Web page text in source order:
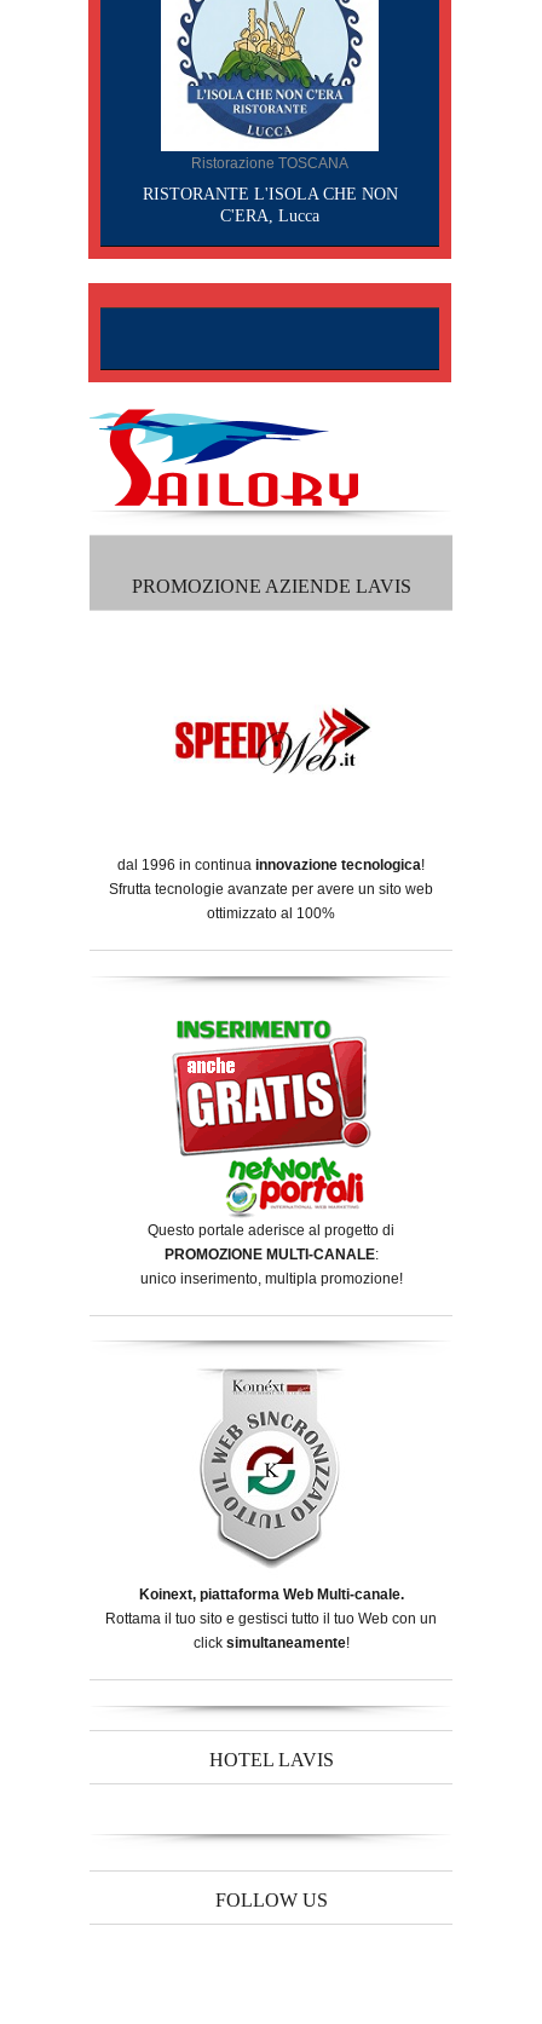
Ristorazione TOSCANA
RISTORANTE L'ISOLA CHE NON
C'ERA, Lucca
PROMOZIONE AZIENDE LAVIS
dal 1996 in continua innovazione tecnologica!
Sfrutta tecnologie avanzate per avere un sito web
ottimizzato al 100%
Questo portale aderisce al progetto di
PROMOZIONE MULTI-CANALE:
unico inserimento, multipla promozione!
Koinext, piattaforma Web Multi-canale.
Rottama il tuo sito e gestisci tutto il tuo Web con un
click simultaneamente!
HOTEL LAVIS
FOLLOW US